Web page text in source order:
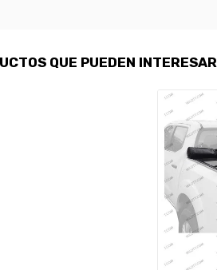
QUE PUEDEN